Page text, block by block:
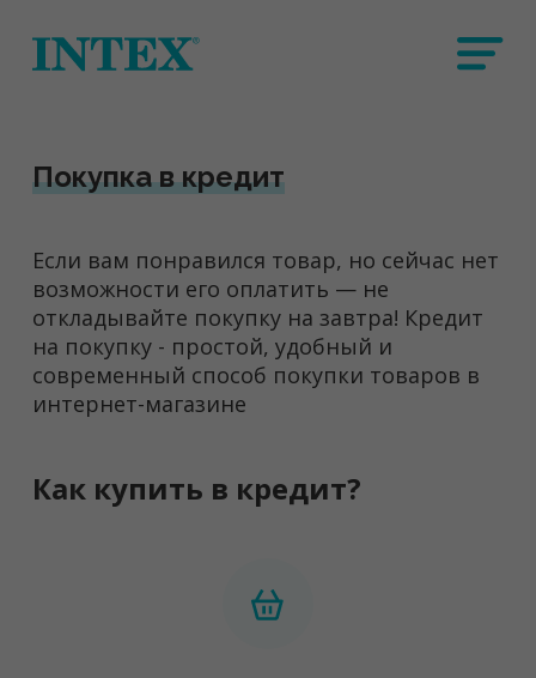
Покупка в кредит
Если вам понравился товар, но сейчас нет
возможности его оплатить — не
откладывайте покупку на завтра! Кредит
на покупку - простой, удобный и
современный способ покупки товаров в
интернет-магазине
Как купить в кредит?